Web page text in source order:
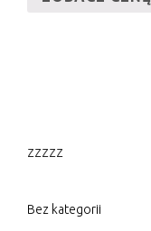
zzzzz
Bez kategorii